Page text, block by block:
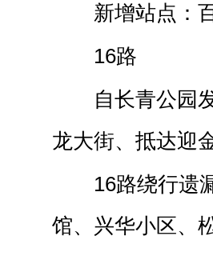
新增站点：
16路
自长青公园
龙大街、抵达迎
16路绕行遗
馆、兴华小区、